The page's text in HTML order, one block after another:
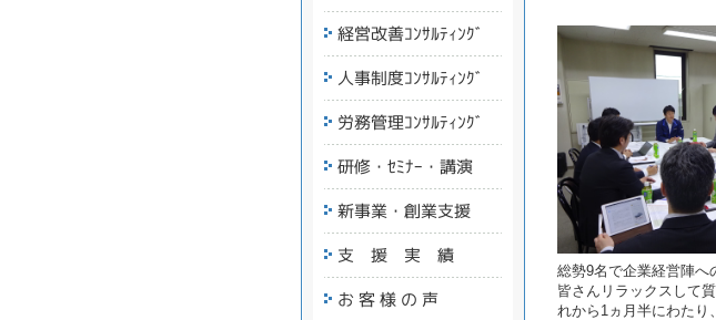
総勢9名で企業経営陣へ
皆さんリラックスして
れから1ヵ月半にわたり